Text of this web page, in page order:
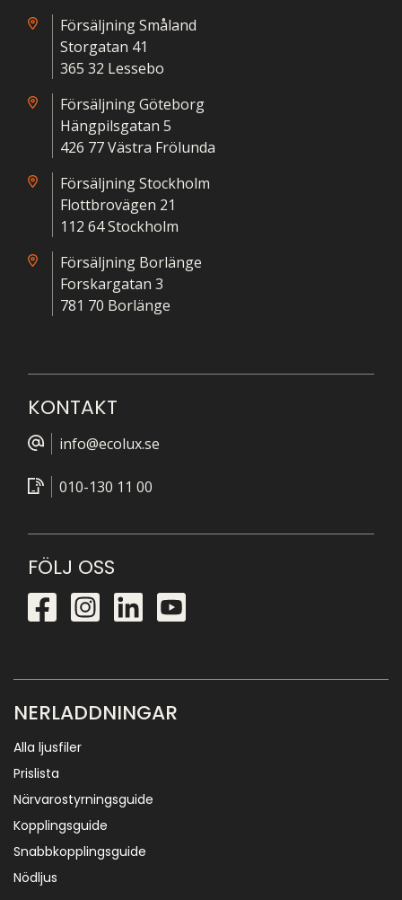
Försäljning Småland
Storgatan 41
365 32 Lessebo
Försäljning Göteborg
Hängpilsgatan 5
426 77 Västra Frölunda
Försäljning Stockholm
Flottbrovägen 21
112 64 Stockholm
Försäljning Borlänge
Forskargatan 3
781 70 Borlänge
KONTAKT
info@ecolux.se
010-130 11 00
FÖLJ OSS
NERLADDNINGAR
Alla ljusfiler
Prislista
Närvarostyrningsguide
Kopplingsguide
Snabbkopplingsguide
Nödljus